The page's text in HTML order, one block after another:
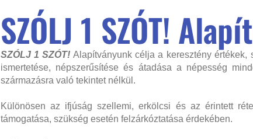
SZÓLJ 1 SZÓT!
SZÓLJ 1 SZÓT! Alapítványunk célja a keresztény értékek,
ismertetése, népszerűsítése és átadása a népesség
származásra való tekintet nélkül.
Különösen az ifjúság szellemi, erkölcsi és az érintett
támogatása, szükség esetén felzárkóztatása érdekében.